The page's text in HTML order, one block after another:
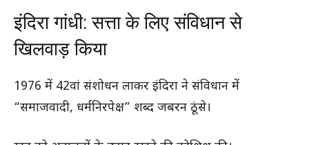
इंदिरा गांधी: सत्ता के लिए संविधान से
खिलवाड़ किया
1976 में 42वां संशोधन लाकर इंदिरा ने संविधान में
“समाजवादी, धर्मनिरपेक्ष” शब्द जबरन ठूंसे।